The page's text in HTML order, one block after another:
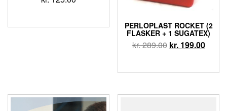
PERLOPLAST ROCKET (2
FLASKER + 1 SUGATEX)
kr.289.00 kr.199.00